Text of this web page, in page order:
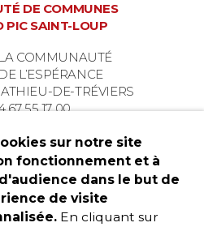
DE COMMUNES
PIC SAINT-LOUP
COMMUNAUTÉ
L’ESPÉRANCE
DE-TRÉVIERS
67 55 17 00
sur notre site
fonctionnement et à
dans le but de
de visite
En cliquant sur